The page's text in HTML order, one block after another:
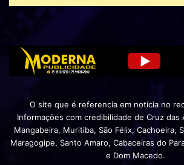
O site que é referencia em notícia no
Informações com credibilidade de Cruz das
Mangabeira, Muritiba, São Félix, Cachoeira,
Maragogipe, Santo Amaro, Cabaceiras do
e Dom Macedo.